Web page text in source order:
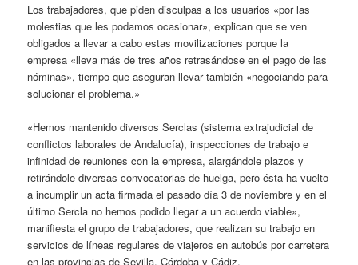
Los trabajadores, que piden disculpas a los usuarios «por las
molestias que les podamos ocasionar», explican que se ven
obligados a llevar a cabo estas movilizaciones porque la
empresa «lleva más de tres años retrasándose en el pago de las
nóminas», tiempo que aseguran llevar también «negociando para
solucionar el problema.»
«Hemos mantenido diversos Serclas (sistema extrajudicial de
conflictos laborales de Andalucía), inspecciones de trabajo e
infinidad de reuniones con la empresa, alargándole plazos y
retirándole diversas convocatorias de huelga, pero ésta ha vuelto
a incumplir un acta firmada el pasado día 3 de noviembre y en el
último Sercla no hemos podido llegar a un acuerdo viable»,
manifiesta el grupo de trabajadores, que realizan su trabajo en
servicios de líneas regulares de viajeros en autobús por carretera
en las provincias de Sevilla, Córdoba y Cádiz.